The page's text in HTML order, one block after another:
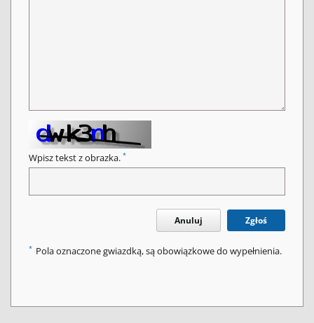
Wpisz tekst z obrazka. *
Anuluj Zgłoś
* Pola oznaczone gwiazdką, są obowiązkowe do wypełnienia.